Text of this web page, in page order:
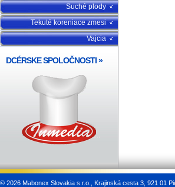
Suché plody
Tekuté koreniace zmesi
Vajcia
DCÉRSKE SPOLOČNOSTI»
© 2026 Mabonex Slovakia s.r.o., Krajinská cesta 3, 921 01